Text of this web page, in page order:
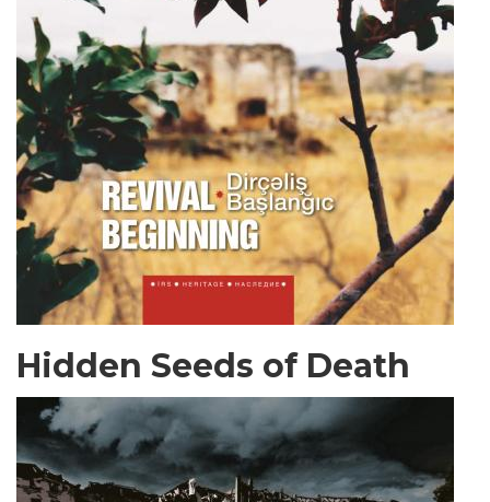
Hidden Seeds of Death